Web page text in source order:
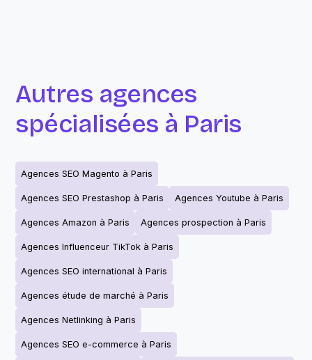
Autres agences
spécialisées à Paris
Agences SEO Magento à Paris
Agences SEO Prestashop à Paris Agences Youtube à Paris
Agences Amazon à Paris Agences prospection à Paris
Agences Influenceur TikTok à Paris
Agences SEO international à Paris
Agences étude de marché à Paris
Agences Netlinking à Paris
Agences SEO e-commerce à Paris